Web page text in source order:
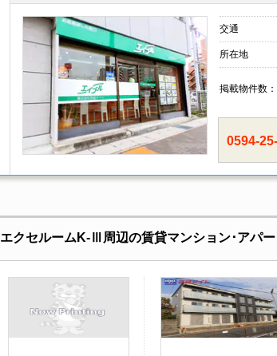
交通
所在地
掲載物件数：
0594-
エクセルームK-Ⅲ周辺の賃貸マンション･アパー